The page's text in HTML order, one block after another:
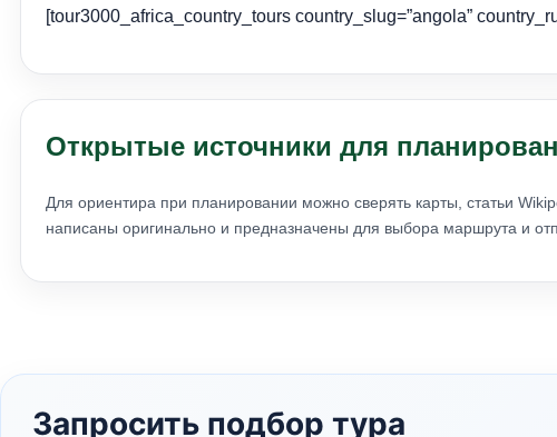
[tour3000_africa_country_tours country_slug=”angola”
Открытые источники для
Для ориентира при планировании можно сверять карты, статьи
написаны оригинально и предназначены для выбора маршрута и
Запросить подбор тура